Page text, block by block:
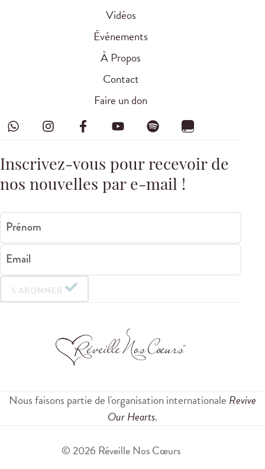
Vidéos
Événements
À Propos
Contact
Faire un don
Inscrivez-vous pour recevoir de
nos nouvelles par e-mail !
Prénom
Email
S'ABONNER
Nous faisons partie de l'organisation internationale Revive
Our Hearts.
© 2026 Réveille Nos Cœurs